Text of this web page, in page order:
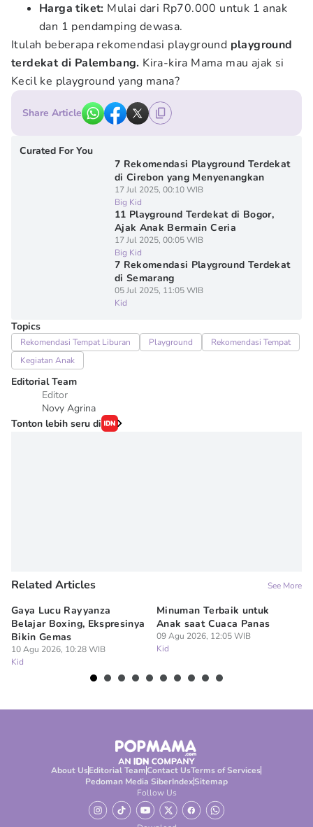
Harga tiket: Mulai dari Rp70.000 untuk 1 anak
dan 1 pendamping dewasa.
Itulah beberapa rekomendasi playground playground
terdekat di Palembang. Kira-kira Mama mau ajak si
Kecil ke playground yang mana?
Share Article
Curated For You
7 Rekomendasi Playground Terdekat
di Cirebon yang Menyenangkan
17 Jul 2025, 00:10 WIB
Big Kid
11 Playground Terdekat di Bogor,
Ajak Anak Bermain Ceria
17 Jul 2025, 00:05 WIB
Big Kid
7 Rekomendasi Playground Terdekat
di Semarang
05 Jul 2025, 11:05 WIB
Kid
Topics
Rekomendasi Tempat Liburan Playground
Rekomendasi Tempat
Kegiatan Anak
Editorial Team
Editor
Novy Agrina
Tonton lebih seru di
Related Articles See More
Gaya Lucu Rayyanza
Belajar Boxing, Ekspresinya
Bikin Gemas
10 Agu 2026, 10:28 WIB
Kid
Minuman Terbaik untuk
Anak saat Cuaca Panas
09 Agu 2026, 12:05 WIB
Kid
About UsEditorial TeamContact UsTerms of Services
Pedoman Media SiberIndexSitemap
Follow Us